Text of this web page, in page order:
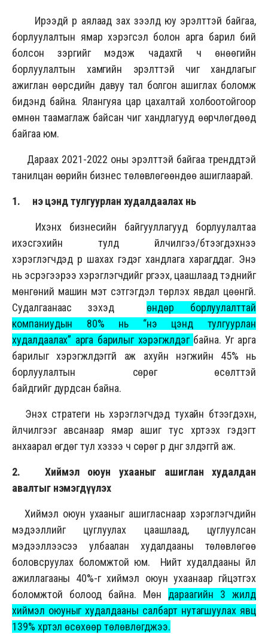
Ирээдүй рүү аялаад зах зээлд юу эрэлттэй байгаа,
борлуулалтын ямар хэрэгсэл болон арга барил бий
болсон зэргийг мэдэж чадахгүй ч өнөөгийн
борлуулалтын хамгийн эрэлттэй чиг хандлагыг
ажиглан өөрсдийн давуу тал болгон ашиглах боломж
бидэнд байна. Ялангуяа цар цахалтай холбоотойгоор
өмнөн таамаглаж байсан чиг хандлагууд өөрчлөгдөөд
байгаа юм.
Дараах 2021-2022 оны эрэлттэй байгаа трендүүдтэй
танилцан өөрийн бизнес төлөвлөгөөндөө ашиглаарай.
1. Үнэ цэнд тулгуурлан худалдаалах нь
Ихэнх бизнесийн байгууллагууд борлуулалтаа
ихэсгэхийн тулд үйлчилгээ/бүтээгдэхүүнээ
хэрэглэгчдэд рүү шахах гэдэг хандлага харагддаг. Энэ
нь эсрэгээрээ хэрэглэгчдийг үргээх, цаашлаад тэднийг
мөнгөний машин мэт сэтгэгдэл төрүүлэх явдал цөөнгүй.
Судалгаанаас үзэхэд өндөр борлуулалттай
компаниудын 80% нь “үнэ цэнд тулгуурлан
худалдаалах” арга барилыг хэрэгжүүлдэг байна. Уг арга
барилыг хэрэгжүүлдэггүй аж ахуйн нэгжийн 45% нь
борлуулалтын сөрөг өсөлттэй
байдгийг дурдсан байна.
Энэхүү стратеги нь хэрэглэгчдэд тухайн бүтээгдэхүүн,
үйлчилгээг авсанаар ямар ашиг тус хүртээх гэдэгт
анхаарал өгдөг тул хэзээ ч сөрөг үр дүнг үзүүлдэггүй аж.
2. Хиймэл оюун ухааныг ашиглан худалдан
авалтыг нэмэгдүүлэх
Хиймэл оюун ухааныг ашигласнаар хэрэглэгчдийн
мэдээллийг цуглуулах цаашлаад, цуглуулсан
мэдээллээсээ улбаалан худалдааны төлөвлөгөө
боловсруулах боломжтой юм. Нийт худалдааны үйл
ажиллагааны 40%-г хиймэл оюун ухаанаар гүйцэтгэх
боломжтой болоод байна. Мөн дараагийн 3 жилд
хиймэл оюуныг худалдааны салбарт нутагшуулах явц
139% хүртэл өсөхөөр төлөвлөгджээ.